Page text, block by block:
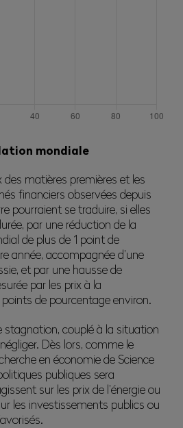
mondiale
matières premières et les
financiers observées depuis
pourraient se traduire, si elles
par une réduction de la
de plus de 1 point de
année, accompagnée d’une
et par une hausse de
par les prix à la
de pourcentage environ.
stagnation, couplé à la situation
Dès lors, comme le
en économie de Science
publiques sera
sur les prix de l’énergie ou
les investissements publics ou